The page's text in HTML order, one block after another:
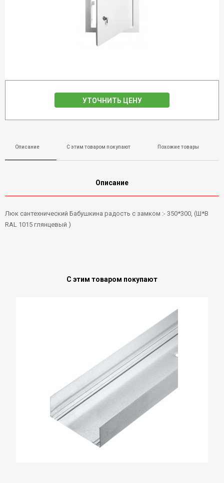
УТОЧНИТЬ ЦЕНУ
Описание С этим товаром покупают Похожие товары
Описание
Люк сантехнический Бабушкина радость с замком :- 350*300, (Ш*В
RAL 1015 глянцевый )
С этим товаром покупают